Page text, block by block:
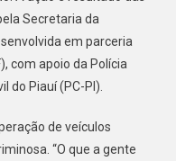
Secretaria da
em parceria
com apoio da Polícia
do Piauí (PC-PI).
de veículos
“O que a gente